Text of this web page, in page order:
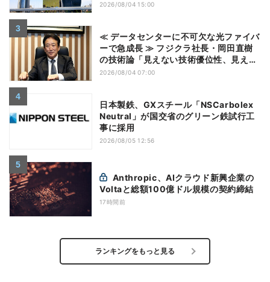
2026/08/04 15:00
≪ データセンターに不可欠な光ファイバ
ーで急成長 ≫ フジクラ社長・岡田直樹
の技術論「見えない技術優位性、見えな
い差別化でトップの座を！」
2026/08/04 07:00
日本製鉄、GXスチール「NSCarbolex
Neutral」が国交省のグリーン鉄試行工
事に採用
2026/08/05 12:56
Voltaと総額100億ドル規模の契約締結
17時間前
ランキングをもっと見る